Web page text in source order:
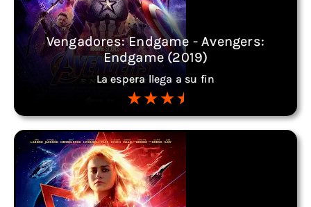
Vengadores: Endgame - Avengers:
Endgame (2019)
La espera llega a su fin